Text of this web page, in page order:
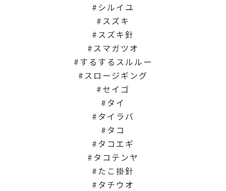
シルイユ
スズキ
スズキ針
スマガツオ
するするスルルー
スロージギング
セイゴ
タイ
タイラバ
タコ
タコエギ
タコテンヤ
たこ掛針
タチウオ